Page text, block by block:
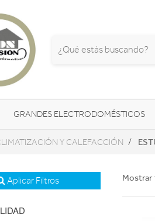
GRANDES ELECTRODOMÉSTICOS
TELEVISORES Y REPRODUCTORES
NAVEGADORES GPS
Y CALEFACCIÓN
Aplicar Filtros Mostrar